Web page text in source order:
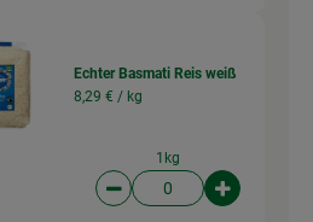
Echter Basmati Reis weiß
8,29 € / kg
1kg
Artikelanzahl